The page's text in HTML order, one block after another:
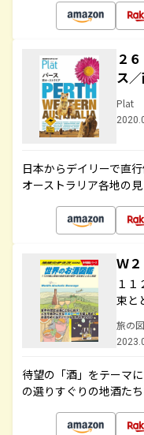
２
ス
Plat
日本からデイリーで直
オーストラリア各地の
Ｗ
１１
束と
旅の
待望の「酒」をテーマ
の選りすぐりの地酒た